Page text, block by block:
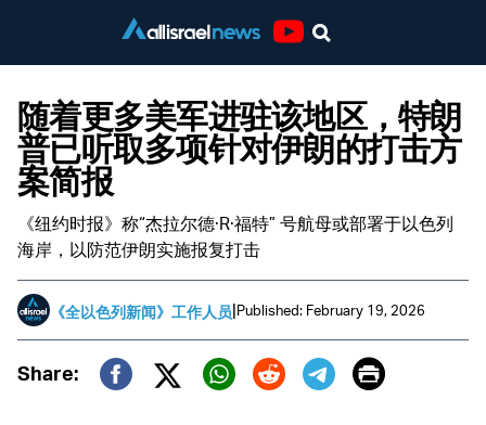
随着更多美军进驻该地区，特朗
普已听取多项针对伊朗的打击方
案简报
《纽约时报》称“杰拉尔德·R·福特” 号航母或部署于以色列
海岸，以防范伊朗实施报复打击
《全以色列新闻》工作人员|Published: February 19, 2026
Share:
Twitter (X)
Print